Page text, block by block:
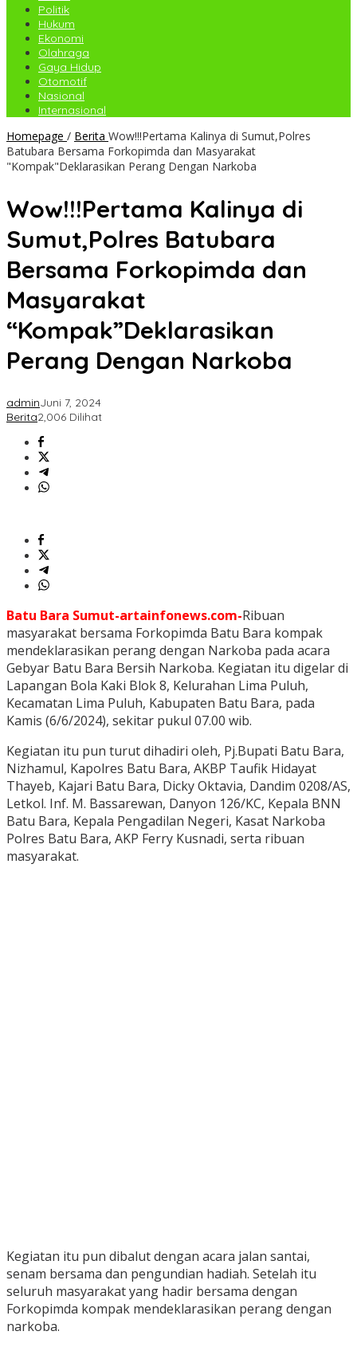
Politik
Hukum
Ekonomi
Olahraga
Gaya Hidup
Otomotif
Nasional
Internasional
Homepage / Berita Wow!!!Pertama Kalinya di Sumut,Polres
Batubara Bersama Forkopimda dan Masyarakat
"Kompak"Deklarasikan Perang Dengan Narkoba
Wow!!!Pertama Kalinya di
Sumut,Polres Batubara
Bersama Forkopimda dan
Masyarakat
“Kompak”Deklarasikan
Perang Dengan Narkoba
adminJuni 7, 2024
Berita2,006 Dilihat
Batu Bara Sumut-artainfonews.com-Ribuan
masyarakat bersama Forkopimda Batu Bara kompak
mendeklarasikan perang dengan Narkoba pada acara
Gebyar Batu Bara Bersih Narkoba. Kegiatan itu digelar di
Lapangan Bola Kaki Blok 8, Kelurahan Lima Puluh,
Kecamatan Lima Puluh, Kabupaten Batu Bara, pada
Kamis (6/6/2024), sekitar pukul 07.00 wib.
Kegiatan itu pun turut dihadiri oleh, Pj.Bupati Batu Bara,
Nizhamul, Kapolres Batu Bara, AKBP Taufik Hidayat
Thayeb, Kajari Batu Bara, Dicky Oktavia, Dandim 0208/AS,
Letkol. Inf. M. Bassarewan, Danyon 126/KC, Kepala BNN
Batu Bara, Kepala Pengadilan Negeri, Kasat Narkoba
Polres Batu Bara, AKP Ferry Kusnadi, serta ribuan
masyarakat.
Kegiatan itu pun dibalut dengan acara jalan santai,
senam bersama dan pengundian hadiah. Setelah itu
seluruh masyarakat yang hadir bersama dengan
Forkopimda kompak mendeklarasikan perang dengan
narkoba.